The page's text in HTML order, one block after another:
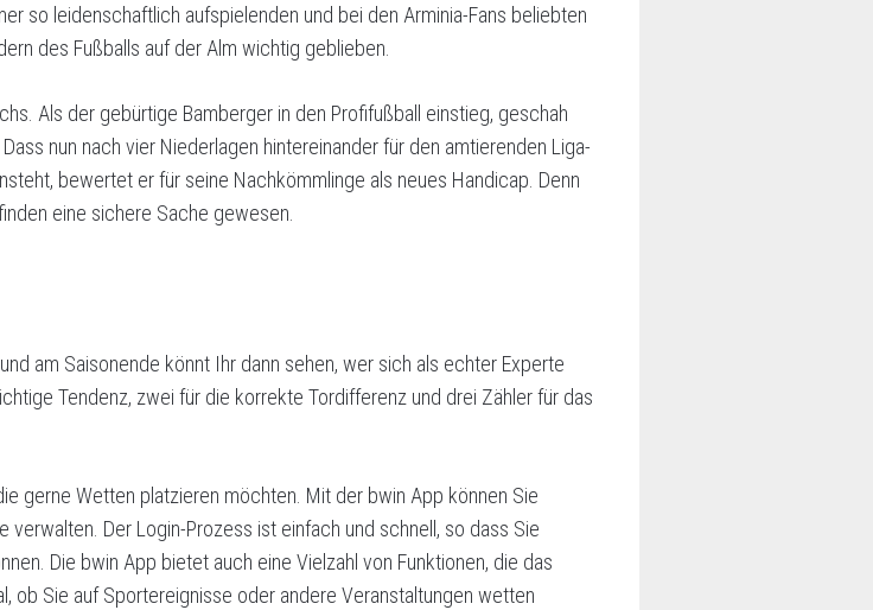
so leidenschaftlich aufspielenden und bei den Arminia-Fans beliebten
des Fußballs auf der Alm wichtig geblieben.
Als der gebürtige Bamberger in den Profifußball einstieg, geschah
nun nach vier Niederlagen hintereinander für den amtierenden Liga-
bewertet er für seine Nachkömmlinge als neues Handicap. Denn
eine sichere Sache gewesen.
am Saisonende könnt Ihr dann sehen, wer sich als echter Experte
Tendenz, zwei für die korrekte Tordifferenz und drei Zähler für das
gerne Wetten platzieren möchten. Mit der bwin App können Sie
Der Login-Prozess ist einfach und schnell, so dass Sie
Die bwin App bietet auch eine Vielzahl von Funktionen, die das
ob Sie auf Sportereignisse oder andere Veranstaltungen wetten